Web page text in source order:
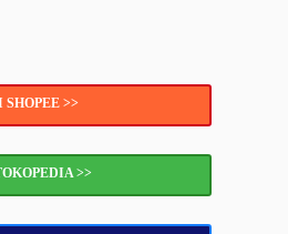
>>
>>